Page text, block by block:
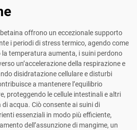
offrono un eccezionale supporto
i periodi di stress termico, agendo come
temperatura aumenta, i suini perdono
un’accelerazione della respirazione e
disidratazione cellulare e disturbi
a mantenere l’equilibrio
proteggendo le cellule intestinali e altri
acqua. Ciò consente ai suini di
essenziali in modo più efficiente,
dell’assunzione di mangime, un